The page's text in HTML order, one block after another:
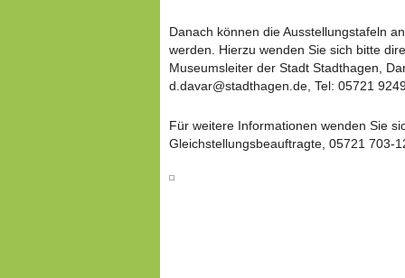
Danach können die Ausstellungstafeln
werden. Hierzu wenden Sie sich bitte
Museumsleiter der Stadt Stadthagen,
d.davar@stadthagen.de, Tel: 05721
Für weitere Informationen wenden Sie
Gleichstellungsbeauftragte, 05721 703-